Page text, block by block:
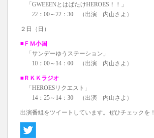
「GWEEENとはばたけHEROES！！」
22：00～22：30 （出演 内山さよ）
２日（日）
■ＦＭ小国
「サンデーゆうステーション」
10：00～14：00 （出演 内山さよ）
■ＲＫＫラジオ
「HEROESリクエスト」
14：25～14：30 （出演 内山さよ）
出演番組をツイートしています。ぜひチェックを！